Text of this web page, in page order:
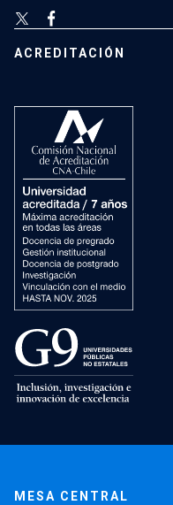
ACREDITACIÓN
MESA CENTRAL